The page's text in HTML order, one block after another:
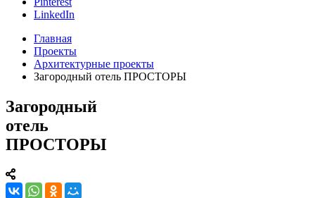
LinkedIn
Главная
Проекты
Архитектурные проекты
Загородный отель ПРОСТОРЫ
Загородный
отель
ПРОСТОРЫ